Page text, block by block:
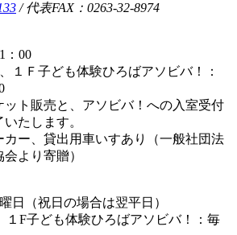
/代表FAX：0263-32-8974
：00
１Ｆ子ども体験ひろばアソビバ！：
ト販売と、アソビバ！への入室受付
たします。
ー、貸出用車いすあり（一般社団法
より寄贈）
日（祝日の場合は翌平日）
１F子ども体験ひろばアソビバ！：毎